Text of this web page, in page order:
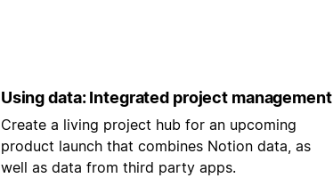
Using data: Integrated project management
Create a living project hub for an upcoming
product launch that combines Notion data, as
well as data from third party apps.